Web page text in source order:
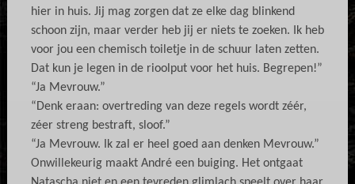
hier in huis. Jij mag zorgen dat ze elke dag blinkend
schoon zijn, maar verder heb jij er niets te zoeken. Ik heb
voor jou een chemisch toiletje in de schuur laten zetten.
Dat kun je legen in de rioolput voor het huis. Begrepen!”
“Ja Mevrouw.”
“Denk eraan: overtreding van deze regels wordt zéér,
zéer streng bestraft, sloof.”
“Ja Mevrouw. Ik zal er heel goed aan denken Mevrouw.”
Onwillekeurig maakt André een buiging. Het ontgaat